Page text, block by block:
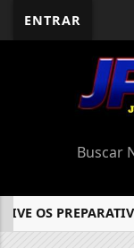
ENTRAR
OS